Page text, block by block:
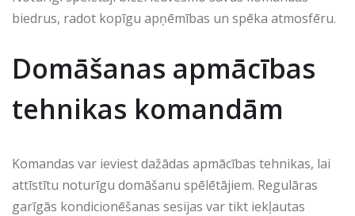
biedrus, radot kopīgu apņēmības un spēka atmosfēru.
Domāšanas apmācības
tehnikas komandām
Komandas var ieviest dažādas apmācības tehnikas, lai
attīstītu noturīgu domāšanu spēlētājiem. Regulāras
garīgās kondicionēšanas sesijas var tikt iekļautas